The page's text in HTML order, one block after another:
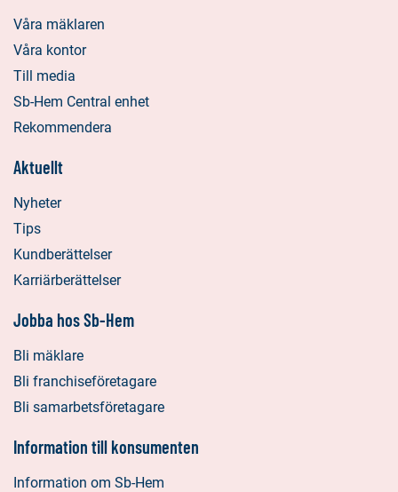
Våra mäklaren
Våra kontor
Till media
Sb-Hem Central enhet
Rekommendera
Aktuellt
Nyheter
Tips
Kundberättelser
Karriärberättelser
Jobba hos Sb-Hem
Bli mäklare
Bli franchiseföretagare
Bli samarbetsföretagare
Information till konsumenten
Information om Sb-Hem